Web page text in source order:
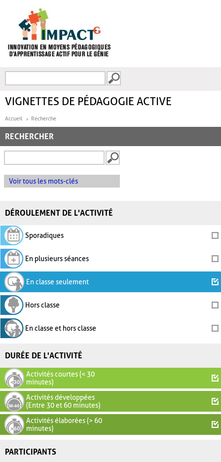
FORMULAIRE DE
VIGNETTES DE PÉDAGOGIE ACTIVE
Accueil Recherche
RECHERCHER
Voir tous les mots-clés
DÉROULEMENT DE L'ACTIVITÉ
Sporadiques
En plusieurs séances
En classe seulement
Hors classe
En classe et hors classe
DURÉE DE L'ACTIVITÉ
Activités courtes (< 30
minutes)
Activités développées
(Entre 30 et 60 minutes)
Activités élaborées (> 60
minutes)
PARTICIPANTS